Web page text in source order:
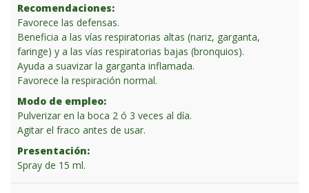
Recomendaciones:
Favorece las defensas.
Beneficia a las vías respiratorias altas (nariz, garganta,
faringe) y a las vías respiratorias bajas (bronquios).
Ayuda a suavizar la garganta inflamada.
Favorece la respiración normal.
Modo de empleo:
Pulverizar en la boca 2 ó 3 veces al día.
Agitar el fraco antes de usar.
Presentación:
Spray de 15 ml.